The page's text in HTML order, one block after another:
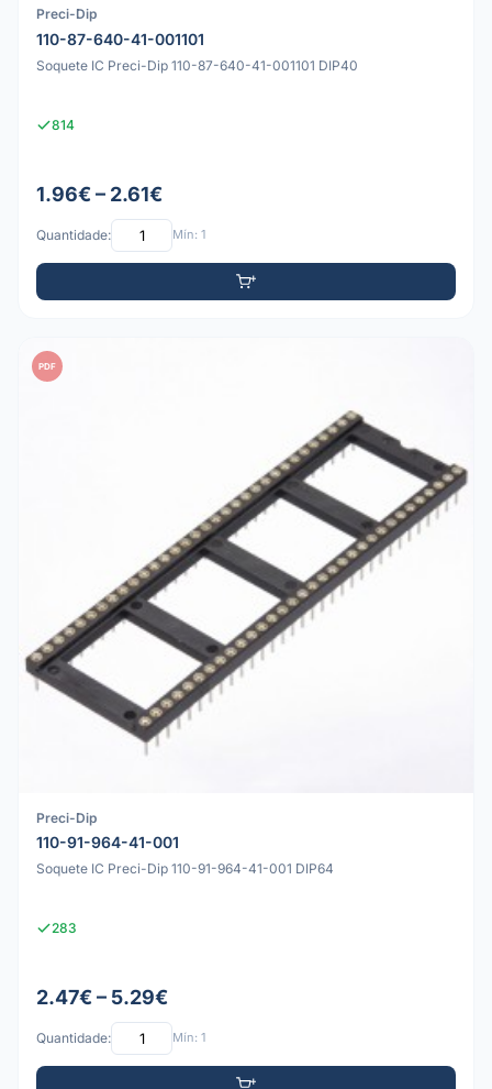
Preci-Dip
110-87-640-41-001101
Soquete IC Preci-Dip 110-87-640-41-001101 DIP40
814
1.96€ – 2.61€
Quantidade: Mín: 1
PDF
Preci-Dip
110-91-964-41-001
Soquete IC Preci-Dip 110-91-964-41-001 DIP64
283
2.47€ – 5.29€
Quantidade: Mín: 1